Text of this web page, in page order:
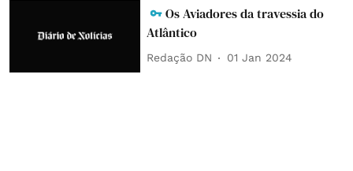
Os Aviadores da travessia do
Atlântico
Redação DN 01 Jan 2024